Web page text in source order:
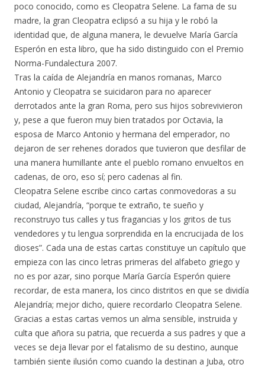
poco conocido, como es Cleopatra Selene. La fama de su
madre, la gran Cleopatra eclipsó a su hija y le robó la
identidad que, de alguna manera, le devuelve María García
Esperón en esta libro, que ha sido distinguido con el Premio
Norma-Fundalectura 2007.
Tras la caída de Alejandría en manos romanas, Marco
Antonio y Cleopatra se suicidaron para no aparecer
derrotados ante la gran Roma, pero sus hijos sobrevivieron
y, pese a que fueron muy bien tratados por Octavia, la
esposa de Marco Antonio y hermana del emperador, no
dejaron de ser rehenes dorados que tuvieron que desfilar de
una manera humillante ante el pueblo romano envueltos en
cadenas, de oro, eso sí; pero cadenas al fin.
Cleopatra Selene escribe cinco cartas conmovedoras a su
ciudad, Alejandría, “porque te extraño, te sueño y
reconstruyo tus calles y tus fragancias y los gritos de tus
vendedores y tu lengua sorprendida en la encrucijada de los
dioses”. Cada una de estas cartas constituye un capítulo que
empieza con las cinco letras primeras del alfabeto griego y
no es por azar, sino porque María García Esperón quiere
recordar, de esta manera, los cinco distritos en que se dividía
Alejandría; mejor dicho, quiere recordarlo Cleopatra Selene.
Gracias a estas cartas vemos un alma sensible, instruida y
culta que añora su patria, que recuerda a sus padres y que a
veces se deja llevar por el fatalismo de su destino, aunque
también siente ilusión como cuando la destinan a Juba, otro